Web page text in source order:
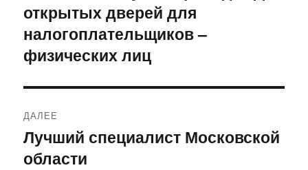
записям
запись:
открытых дверей для
налогоплательщиков –
физических лиц
ДАЛЕЕ
Следующая
запись:
Лучший специалист Московской
области